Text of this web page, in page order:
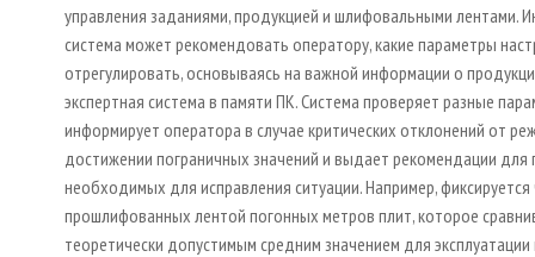
управления заданиями, продукцией и шлифовальными лентами.
система может рекомендовать оператору, какие параметры
отрегулировать, основываясь на важной информации о
экспертная система в памяти ПК. Система проверяет разные
информирует оператора в случае критических отклонений от
достижении пограничных значений и выдает рекомендации для
необходимых для исправления ситуации. Например, фиксируется
прошлифованных лентой погонных метров плит, которое
теоретически допустимым средним значением для